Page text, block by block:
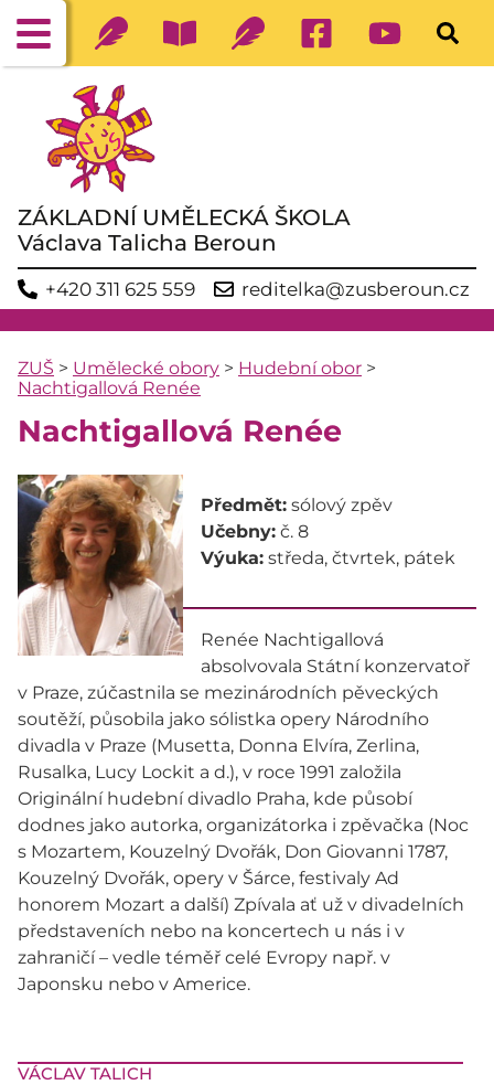
ZÁKLADNÍ UMĚLECKÁ ŠKOLA
Václava Talicha Beroun
+420 311 625 559 reditelka@zusberoun.cz
VÁCLAV TALICH
ZUŠ > Umělecké obory > Hudební obor >
Nachtigallová Renée
Nachtigallová Renée
Předmět: sólový zpěv
Učebny: č. 8
Výuka: středa, čtvrtek, pátek
Renée Nachtigallová
absolvovala Státní konzervatoř
v Praze, zúčastnila se mezinárodních pěveckých
soutěží, působila jako sólistka opery Národního
divadla v Praze (Musetta, Donna Elvíra, Zerlina,
Rusalka, Lucy Lockit a d.), v roce 1991 založila
Originální hudební divadlo Praha, kde působí
dodnes jako autorka, organizátorka i zpěvačka (Noc
s Mozartem, Kouzelný Dvořák, Don Giovanni 1787,
Kouzelný Dvořák, opery v Šárce, festivaly Ad
honorem Mozart a další) Zpívala ať už v divadelních
představeních nebo na koncertech u nás i v
zahraničí – vedle téměř celé Evropy např. v
Japonsku nebo v Americe.